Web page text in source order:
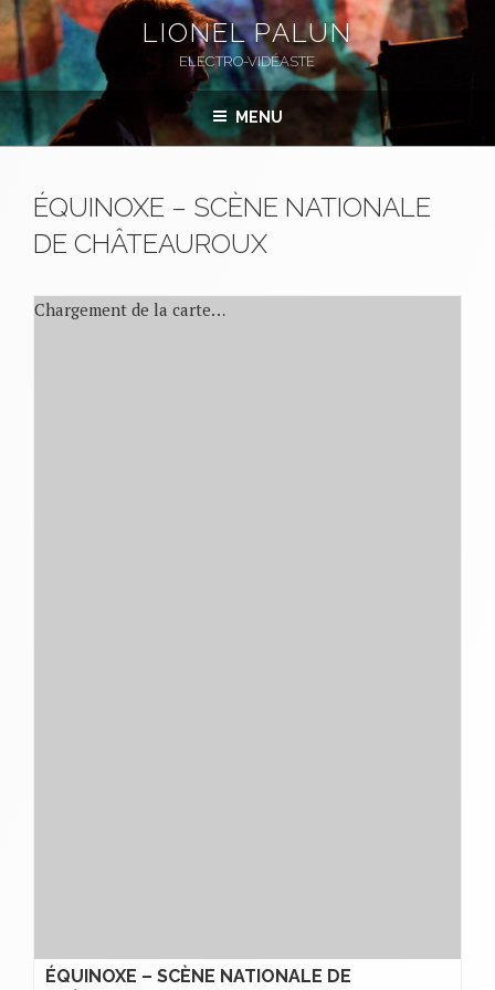
Aller
au
contenu
principal
LIONEL PALUN
ELECTRO-VIDÉASTE
MENU
ÉQUINOXE – SCÈNE NATIONALE
DE CHÂTEAUROUX
Chargement de la carte…
ÉQUINOXE – SCÈNE NATIONALE DE